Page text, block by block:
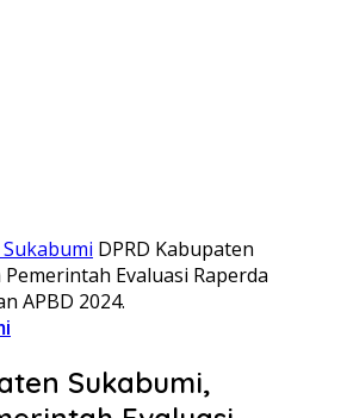
Sukabumi DPRD Kabupaten
Evaluasi Raperda
APBD 2024.
Sukabumi,